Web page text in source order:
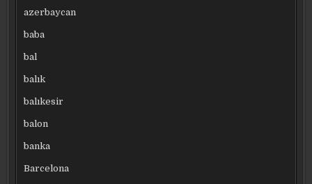
azerbaycan
baba
bal
balık
balıkesir
balon
banka
Barcelona